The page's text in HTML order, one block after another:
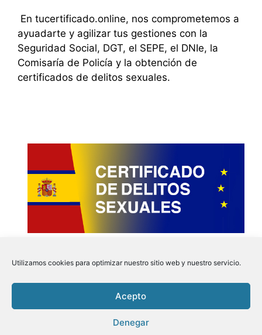
Utilizamos cookies para optimizar nuestro sitio web y nuestro servicio.
Acepto
Denegar
En tucertificado.online, nos comprometemos a
ayuadarte y agilizar tus gestiones con la
Seguridad Social, DGT, el SEPE, el DNIe, la
Comisaría de Policía y la obtención de
certificados de delitos sexuales.
Instagram